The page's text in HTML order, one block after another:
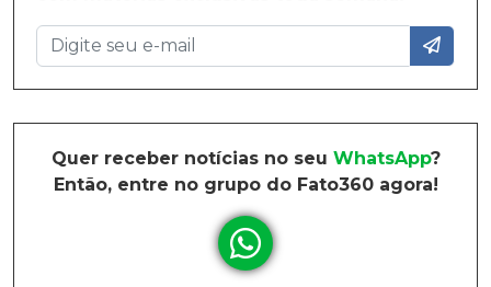
Quer receber notícias no seu WhatsApp?
Então, entre no grupo do Fato360 agora!